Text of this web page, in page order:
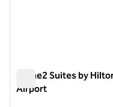
Home2 Suites by
Airport